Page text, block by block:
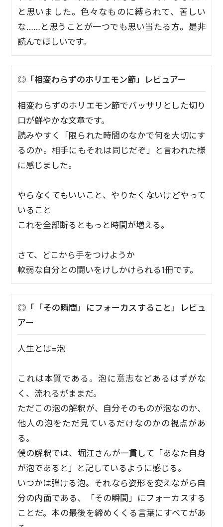
と思いました。色々なものに縛られて、苦しい
な……と思うことが一つでも思い当たる方。是非
読んでほしいです。
◎「相変わらずのホリエモン節」レビュアー
相変わらずのホリエモン節でバッサリとした切り
口が鮮やかな文章です。
読みやすく「限られた時間のなかで何を大切にす
るのか。相手にもそれは同じだぞ」と言われた様
に感じました。
やらなくてもいいこと、やりたくないけどやって
いること
これを全部断るともっと時間が増える。
さて、どこから手をつけようか
軟弱な自分との闘いをけしかけられる1冊です。
◎「「その瞬間」にフォーカスすること」レビュ
アー
人生とは=泡
これは本質である。泡に意志などあるはずがな
く、流れるがままだ。
ただこの泡の解釈が、自分そのものが泡なのか、
他人の泡をただ見ているだけなのかの視点があ
る。
僕の解釈では、堀江さんが一貫して「あなた自身
が泡であると」と記しているように感じる。
いつかは弾ける泡。それなら姿形を変えながら自
分の内面である、「その瞬間」にフォーカスする
ことだ。本の最後を締めくくる言葉にすべてがあ